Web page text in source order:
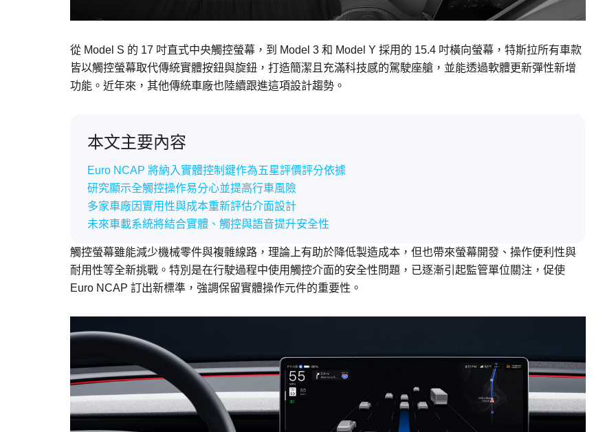
從 Model S 的 17 吋直式中央觸控螢幕，到 Model 3 和 Model Y 採用的 15.4 吋橫向螢幕，特斯拉所有車款
皆以觸控螢幕取代傳統實體按鈕與旋鈕，打造簡潔且充滿科技感的駕駛座艙，並能透過軟體更新彈性新增
功能。近年來，其他傳統車廠也陸續跟進這項設計趨勢。
本文主要內容
Euro NCAP 將納入實體控制鍵作為五星評價評分依據
研究顯示全觸控操作易分心並提高行車風險
多家車廠因實用性與成本重新評估介面設計
未來車載系統將結合實體、觸控與語音提升安全性
觸控螢幕雖能減少機械零件與複雜線路，理論上有助於降低製造成本，但也帶來螢幕開發、操作便利性與
耐用性等全新挑戰。特別是在行駛過程中使用觸控介面的安全性問題，已逐漸引起監管單位關注，促使
Euro NCAP 訂出新標準，強調保留實體操作元件的重要性。